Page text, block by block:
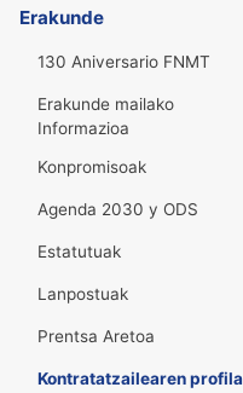
Erakunde
130 Aniversario FNMT
Erakunde mailako
Informazioa
Konpromisoak
Agenda 2030 y ODS
Estatutuak
Lanpostuak
Prentsa Aretoa
Kontratatzailearen profila